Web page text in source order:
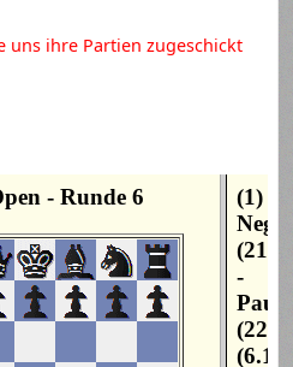
uns ihre Partien zugeschickt